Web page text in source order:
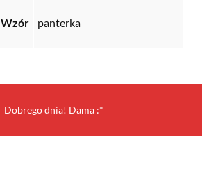
Wzór panterka
Dobrego dnia! Dama :*